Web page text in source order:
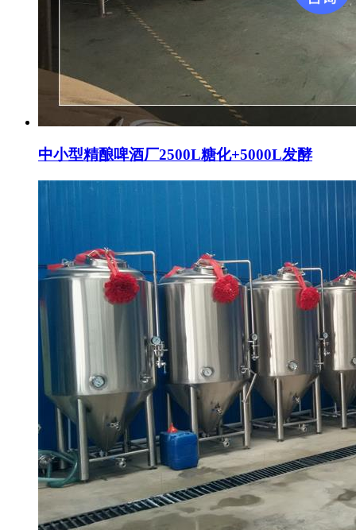
中小型精酿啤酒厂2500L糖化+5000L发酵